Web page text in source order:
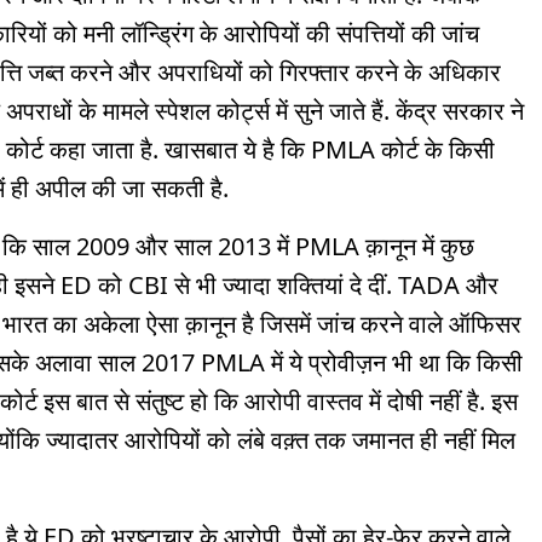
को मनी लॉन्ड्रिंग के आरोपियों की संपत्तियों की जांच
जब्त करने और अपराधियों को गिरफ्तार करने के अधिकार
के मामले स्पेशल कोर्ट्स में सुने जाते हैं. केंद्र सरकार ने
कहा जाता है. खासबात ये है कि PMLA कोर्ट के किसी
ही अपील की जा सकती है.
कि साल 2009 और साल 2013 में PMLA क़ानून में कुछ
इसने ED को CBI से भी ज्यादा शक्तियां दे दीं. TADA और
का अकेला ऐसा क़ानून है जिसमें जांच करने वाले ऑफिसर
अलावा साल 2017 PMLA में ये प्रोवीज़न भी था कि किसी
इस बात से संतुष्ट हो कि आरोपी वास्तव में दोषी नहीं है. इस
ज्यादातर आरोपियों को लंबे वक़्त तक जमानत ही नहीं मिल